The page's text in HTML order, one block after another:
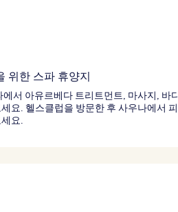
위한 스파 휴양지
에서 아유르베다 트리트먼트, 마사지, 바
요. 헬스클럽을 방문한 후 사우나에서
요.